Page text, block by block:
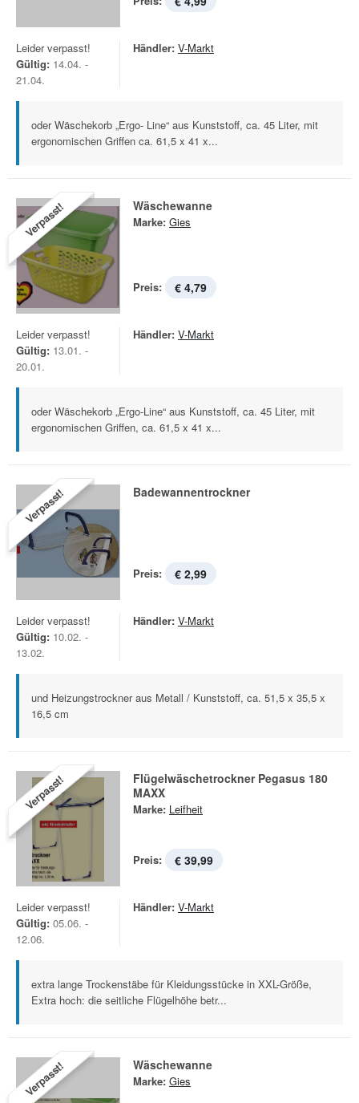
Leider verpasst!
Gültig: 14.04. -
21.04.
Händler: V-Markt
oder Wäschekorb „Ergo- Line“ aus Kunststoff, ca. 45 Liter, mit
ergonomischen Griffen ca. 61,5 x 41 x...
Verpasst! Wäschewanne
Marke: Gies
Preis: € 4,79
Leider verpasst!
Gültig: 13.01. -
20.01.
Händler: V-Markt
oder Wäschekorb „Ergo-Line“ aus Kunststoff, ca. 45 Liter, mit
ergonomischen Griffen, ca. 61,5 x 41 x...
Verpasst! Badewannentrockner
Preis: € 2,99
Leider verpasst!
Gültig: 10.02. -
13.02.
Händler: V-Markt
und Heizungstrockner aus Metall / Kunststoff, ca. 51,5 x 35,5 x
16,5 cm
Verpasst!
Flügelwäschetrockner Pegasus 180
MAXX
Marke: Leifheit
Preis: € 39,99
Leider verpasst!
Gültig: 05.06. -
12.06.
Händler: V-Markt
extra lange Trockenstäbe für Kleidungsstücke in XXL-Größe,
Extra hoch: die seitliche Flügelhöhe betr...
Verpasst! Wäschewanne
Marke: Gies